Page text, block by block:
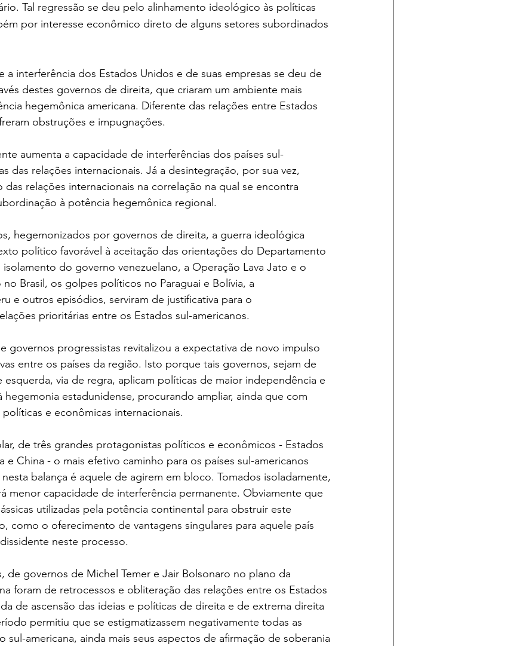
Tal regressão se deu pelo alinhamento ideológico às políticas
por interesse econômico direto de alguns setores subordinados
a interferência dos Estados Unidos e de suas empresas se deu de
destes governos de direita, que criaram um ambiente mais
hegemônica americana. Diferente das relações entre Estados
obstruções e impugnações.
aumenta a capacidade de interferências dos países sul-
das relações internacionais. Já a desintegração, por sua vez,
das relações internacionais na correlação na qual se encontra
à potência hegemônica regional.
hegemonizados por governos de direita, a guerra ideológica
político favorável à aceitação das orientações do Departamento
do governo venezuelano, a Operação Lava Jato e o
Brasil, os golpes políticos no Paraguai e Bolívia, a
e outros episódios, serviram de justificativa para o
prioritárias entre os Estados sul-americanos.
governos progressistas revitalizou a expectativa de novo impulso
entre os países da região. Isto porque tais governos, sejam de
via de regra, aplicam políticas de maior independência e
hegemonia estadunidense, procurando ampliar, ainda que com
e econômicas internacionais.
de três grandes protagonistas políticos e econômicos - Estados
e China - o mais efetivo caminho para os países sul-americanos
nesta balança é aquele de agirem em bloco. Tomados isoladamente,
menor capacidade de interferência permanente. Obviamente que
utilizadas pela potência continental para obstruir este
como o oferecimento de vantagens singulares para aquele país
neste processo.
de governos de Michel Temer e Jair Bolsonaro no plano da
foram de retrocessos e obliteração das relações entre os Estados
de ascensão das ideias e políticas de direita e de extrema direita
permitiu que se estigmatizassem negativamente todas as
sul-americana, ainda mais seus aspectos de afirmação de soberania